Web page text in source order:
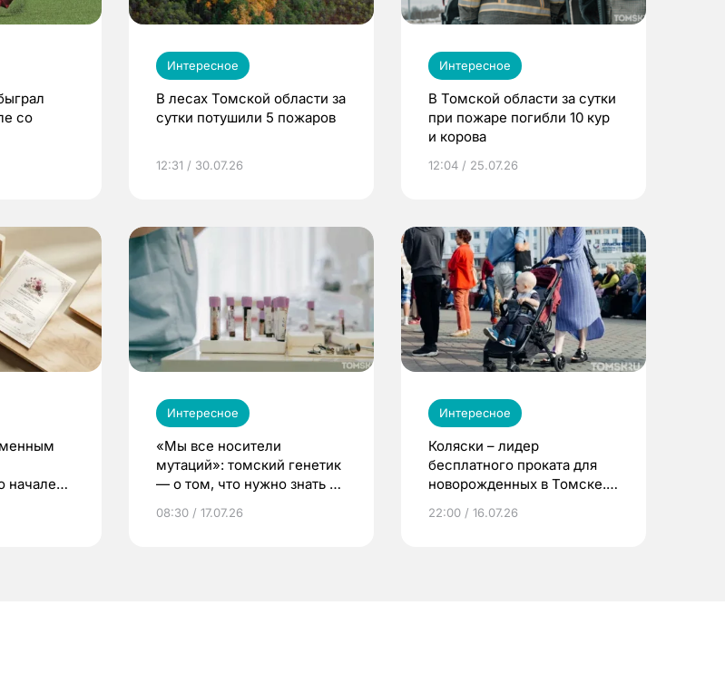
со
Интересное
В лесах Томской области за
сутки потушили 5 пожаров
12:31 / 30.07.26
Интересное
В Томской области за сутки
при пожаре погибли 10 кур
и корова
12:04 / 25.07.26
начале
Интересное
«Мы все носители
мутаций»: томский генетик
— о том, что нужно знать до
08:30 / 17.07.26
Интересное
Коляски – лидер
бесплатного проката для
новорожденных в Томске.
22:00 / 16.07.26